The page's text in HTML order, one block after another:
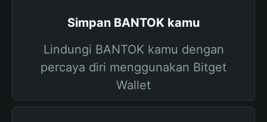
Simpan BANTOK kamu
Lindungi BANTOK kamu dengan
percaya diri menggunakan Bitget
Wallet